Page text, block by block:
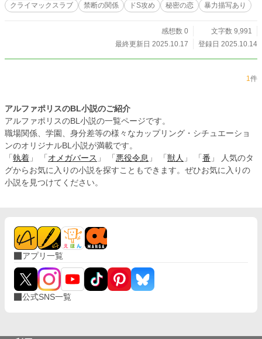
クライマックスラブ
禁断の関係 ドS攻め 秘密の恋 暴力描写あり
感想数 0
文字数 9,991
最終更新日 2025.10.17
登録日 2025.10.14
1件
アルファポリスのBL小説のご紹介
アルファポリスのBL小説の一覧ページです。
職場関係、学園、身分差等の様々なカップリング・シチュエーショ
ンのオリジナルBL小説が満載です。
「 執着 」 「 オメガバース 」 「 悪役令息 」 「 獣人 」 「 番 」 人気のタ
グからお気に入りの小説を探すこともできます。ぜひお気に入りの
小説を見つけてください。
アプリ一覧
公式SNS一覧